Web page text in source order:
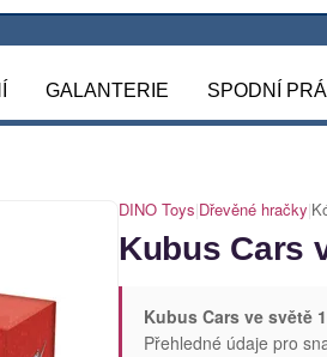
GALANTERIE SPODNÍ
DINO Toys|Dřevěné hračky|
Kubus Cars
Kubus Cars ve světě
Přehledné údaje pro